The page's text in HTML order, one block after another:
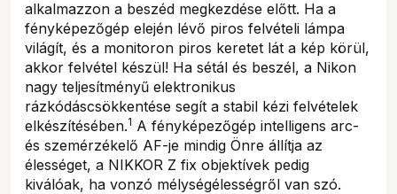
alkalmazzon a beszéd megkezdése előtt. Ha a
fényképezőgép elején lévő piros felvételi lámpa
világít, és a monitoron piros keretet lát a kép körül,
akkor felvétel készül! Ha sétál és beszél, a Nikon
nagy teljesítményű elektronikus
rázkódáscsökkentése segít a stabil kézi felvételek
elkészítésében.1 A fényképezőgép intelligens arc-
és szemérzékelő AF-je mindig Önre állítja az
élességet, a NIKKOR Z fix objektívek pedig
kiválóak, ha vonzó mélységélességről van szó.